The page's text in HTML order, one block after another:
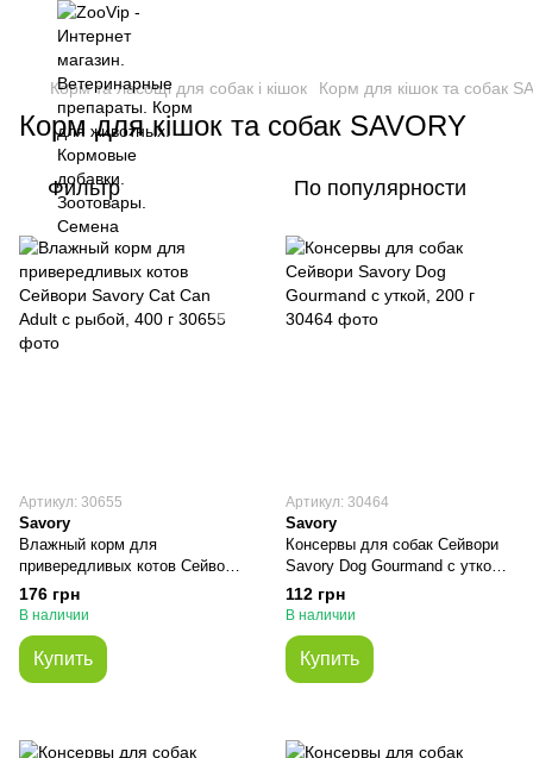
Корм та ласощі для собак і кішок Корм для кішок та собак
Корм для кішок та собак SAVORY
Фильтр По популярности
Артикул: 30655
Savory
Влажный корм для
привередливых котов Сейвори
Savory Cat Can Adult с рыбой,
400 г
176 грн
В наличии
Купить
Артикул: 30464
Savory
Консервы для собак Сейвори
Savory Dog Gourmand с уткой,
200 г
112 грн
В наличии
Купить